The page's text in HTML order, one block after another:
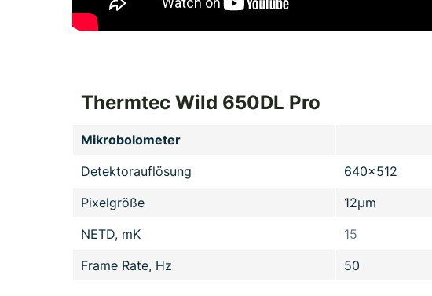
Thermtec Wild 650DL Pro
Mikrobolometer
Detektorauflösung
640x512
Pixelgröße
12µm
NETD, mK
15
Frame Rate, Hz
50